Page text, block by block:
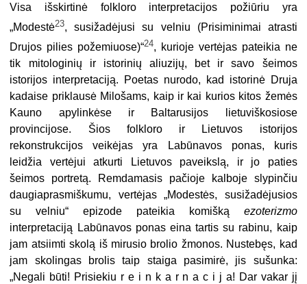
Visa išskirtinė folkloro interpretacijos požiūriu yra
„Modestė23, susižadėjusi su velniu (Prisiminimai atrasti
Drujos pilies požemiuose)“24, kurioje vertėjas pateikia ne
tik mitologinių ir istorinių aliuzijų, bet ir savo šeimos
istorijos interpretaciją. Poetas nurodo, kad istorinė Druja
kadaise priklausė Milošams, kaip ir kai kurios kitos žemės
Kauno apylinkėse ir Baltarusijos lietuviškosiose
provincijose. Šios folkloro ir Lietuvos istorijos
rekonstrukcijos veikėjas yra Labūnavos ponas, kuris
leidžia vertėjui atkurti Lietuvos paveikslą, ir jo paties
šeimos portretą. Remdamasis pačioje kalboje slypinčiu
daugiaprasmiškumu, vertėjas „Modestės, susižadėjusios
su velniu“ epizode pateikia komišką ezoterizmo
interpretaciją Labūnavos ponas eina tartis su rabinu, kaip
jam atsiimti skolą iš mirusio brolio žmonos. Nustebęs, kad
jam skolingas brolis taip staiga pasimirė, jis sušunka:
„Negali būti! Prisiekiu r e i n k a r n a c i j a! Dar vakar jį